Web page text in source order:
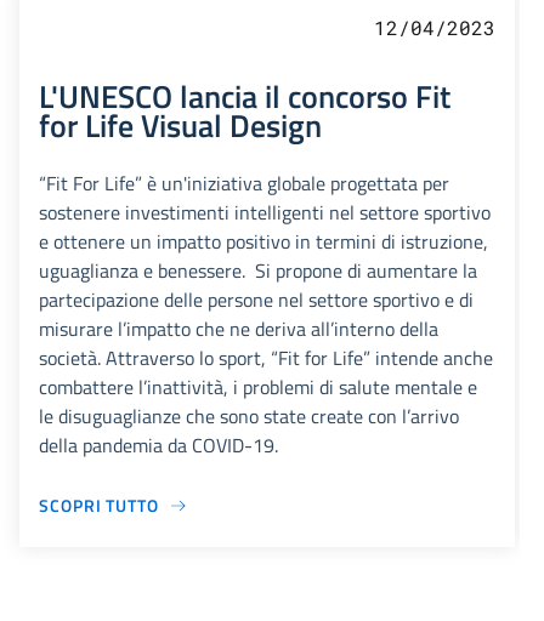
12/04/2023
L'UNESCO lancia il concorso Fit
for Life Visual Design
“Fit For Life” è un'iniziativa globale progettata per
sostenere investimenti intelligenti nel settore sportivo
e ottenere un impatto positivo in termini di istruzione,
uguaglianza e benessere. Si propone di aumentare la
partecipazione delle persone nel settore sportivo e di
misurare l’impatto che ne deriva all’interno della
società. Attraverso lo sport, “Fit for Life” intende anche
combattere l’inattività, i problemi di salute mentale e
le disuguaglianze che sono state create con l’arrivo
della pandemia da COVID-19.
SCOPRI TUTTO